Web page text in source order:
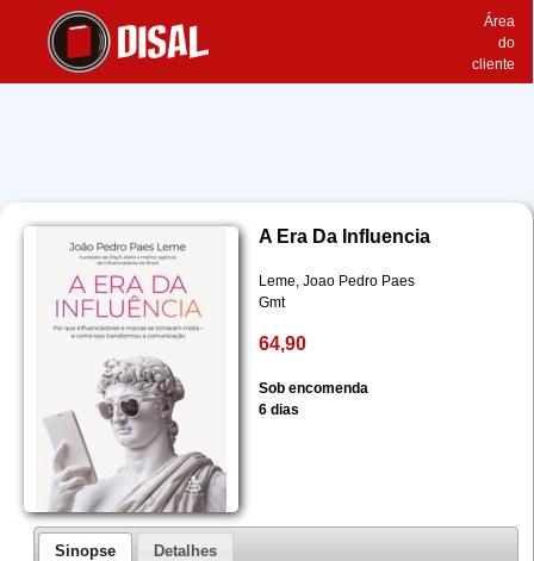
Área
do
cliente
A Era Da Influencia
Leme, Joao Pedro Paes
Gmt
64,90
Sob encomenda
6 dias
Sinopse Detalhes